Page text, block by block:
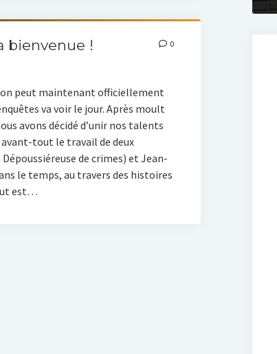
bienvenue ! 0
peut maintenant officiellement
va voir le jour. Après moult
avons décidé d’unir nos talents
avant-tout le travail de deux
de crimes) et Jean-
le temps, au travers des histoires
est…